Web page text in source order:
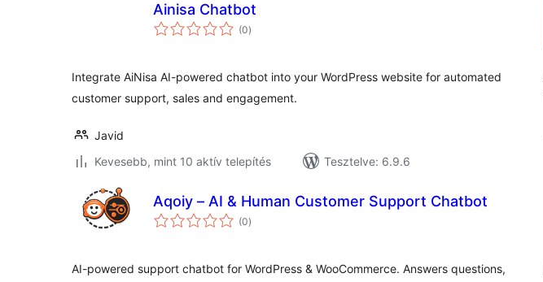
Ainisa Chatbot
(0értékelés
összesen
)
Integrate AiNisa AI-powered chatbot into your WordPress website for automated
customer support, sales and engagement.
Javid
Kevesebb, mint 10 aktív telepítés
Tesztelve: 6.9.6
Aqoiy – AI & Human Customer Support Chatbot
(0értékelés
összesen
)
AI-powered support chatbot for WordPress & WooCommerce. Answers questions,